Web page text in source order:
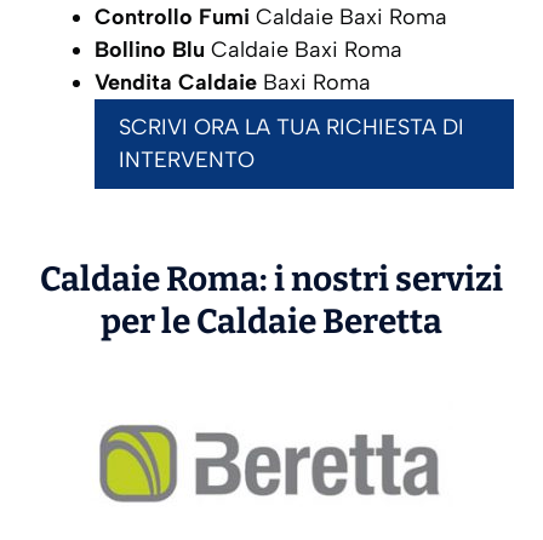
Controllo Fumi Caldaie Baxi Roma
Bollino Blu Caldaie Baxi Roma
Vendita Caldaie Baxi Roma
SCRIVI ORA LA TUA RICHIESTA DI
INTERVENTO
Caldaie Roma: i nostri servizi
per le CaldaieBeretta